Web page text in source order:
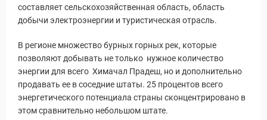
составляет сельскохозяйственная область, область
добычи электроэнергии и туристическая отрасль.
В регионе множество бурных горных рек, которые
позволяют добывать не только нужное количество
энергии для всего Химачал Прадеш, но и дополнительно
продавать ее в соседние штаты. 25 процентов всего
энергетического потенциала страны сконцентрировано в
этом сравнительно небольшом штате.